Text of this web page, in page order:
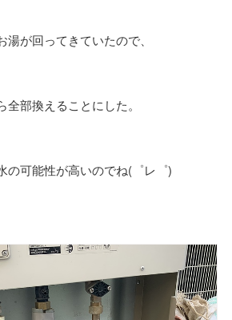
が回ってきていたので、
部換えることにした。
の可能性が高いのでね(゜レ゜)